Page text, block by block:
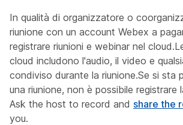
In qualità di organizzatore o
riunione con un account Webex a
registrare riunioni e webinar nel
cloud includono l'audio, il video e
condiviso durante la riunione.Se si sta
una riunione, non è possibile registrare
Ask the host to record and share the
you.